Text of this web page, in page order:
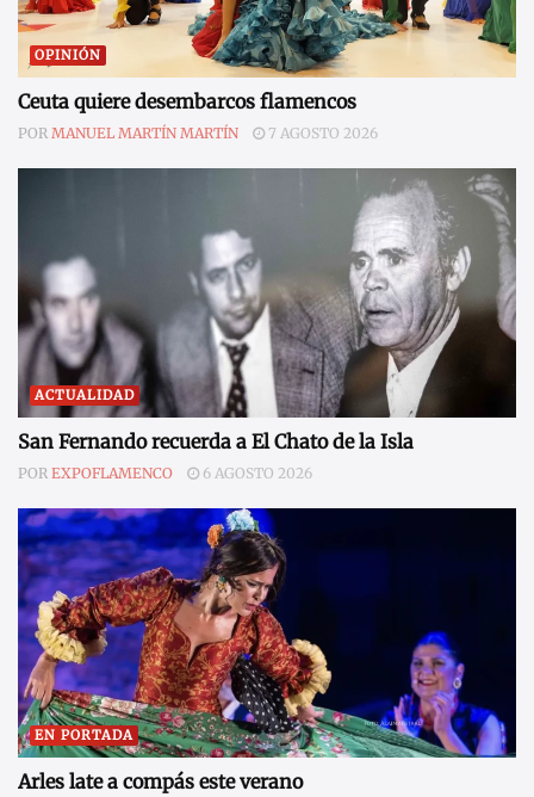
OPINIÓN
Ceuta quiere desembarcos flamencos
POR MANUEL MARTÍN MARTÍN 7 AGOSTO 2026
ACTUALIDAD
San Fernando recuerda a El Chato de la Isla
POR EXPOFLAMENCO 6 AGOSTO 2026
EN PORTADA
Arles late a compás este verano